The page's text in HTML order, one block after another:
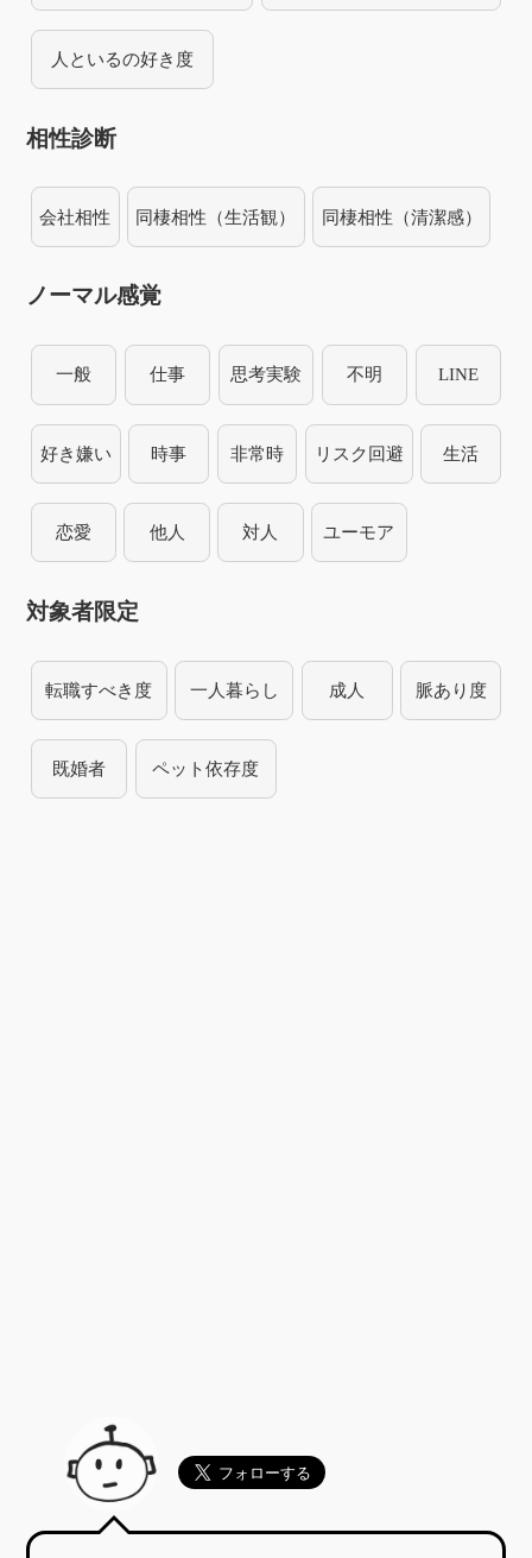
人といるの好き度
相性診断
会社相性 同棲相性（生活観） 同棲相性（清潔感）
ノーマル感覚
一般 仕事 思考実験 不明 LINE
好き嫌い 時事 非常時 リスク回避 生活
恋愛 他人 対人 ユーモア
対象者限定
転職すべき度 一人暮らし 成人 脈あり度
既婚者 ペット依存度